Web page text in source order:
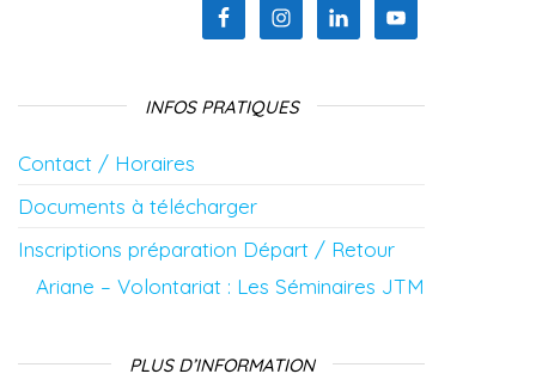
INFOS PRATIQUES
Contact / Horaires
Documents à télécharger
Inscriptions préparation Départ / Retour
Ariane – Volontariat : Les Séminaires JTM
PLUS D’INFORMATION